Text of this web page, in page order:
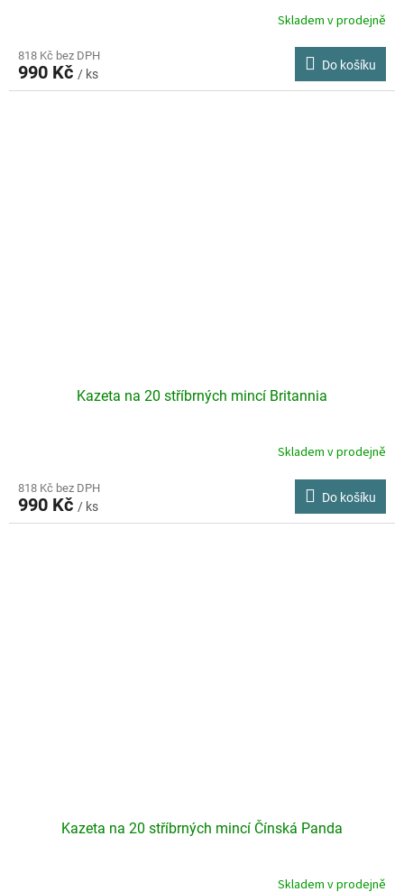
Skladem v prodejně
818 Kč bez DPH
990 Kč / ks
Do košíku
Kazeta na 20 stříbrných mincí Britannia
Skladem v prodejně
818 Kč bez DPH
990 Kč / ks
Do košíku
Kazeta na 20 stříbrných mincí Čínská Panda
Skladem v prodejně